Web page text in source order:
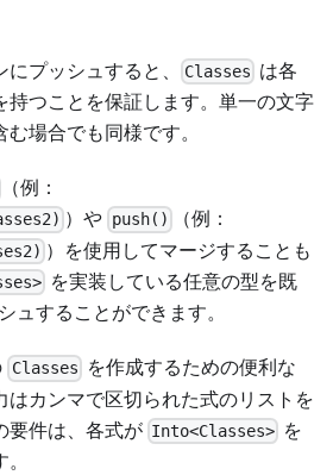
プッシュすると、 Classes は各
持つことを保証します。単一の文字
場合でも同様です。
（例：
）や push() （例：
）を使用してマージすることも
を実装している任意の型を既
ュすることができます。
Classes を作成するための便利な
はカンマで区切られた式のリストを
要件は、各式が Into<Classes> を